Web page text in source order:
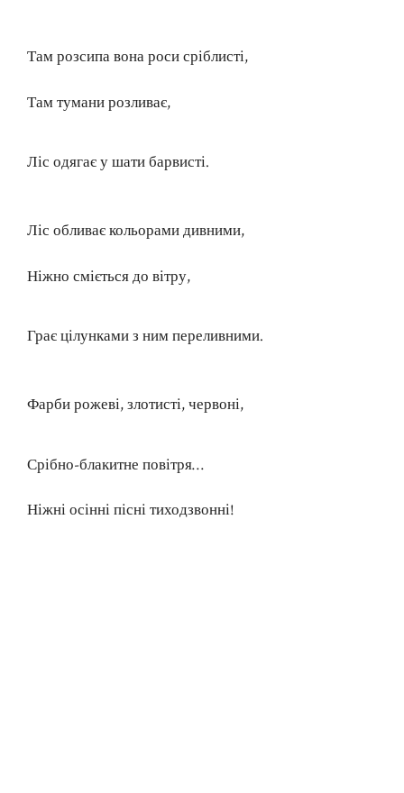
Там розсипа вона роси сріблисті,
Там тумани розливає,
Ліс одягає у шати барвисті.
Ліс обливає кольорами дивними,
Ніжно сміється до вітру,
Грає цілунками з ним переливними.
Фарби рожеві, злотисті, червоні,
Срібно-блакитне повітря…
Ніжні осінні пісні тиходзвонні!